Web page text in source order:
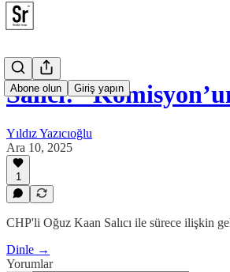
Abone olun Giriş yapın
Salıcı:
Yıldız Yazıcıoğlu
Ara 10, 2025
1
CHP'li Oğuz Kaan Salıcı ile sürece ilişkin
Dinle →
Yorumlar